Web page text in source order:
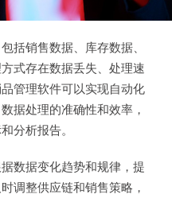
括销售数据、库存数据、
式存在数据丢失、处理速
管理软件可以实现自动化
据处理的准确性和效率，
分析报告。
数据变化趋势和规律，提
调整供应链和销售策略，